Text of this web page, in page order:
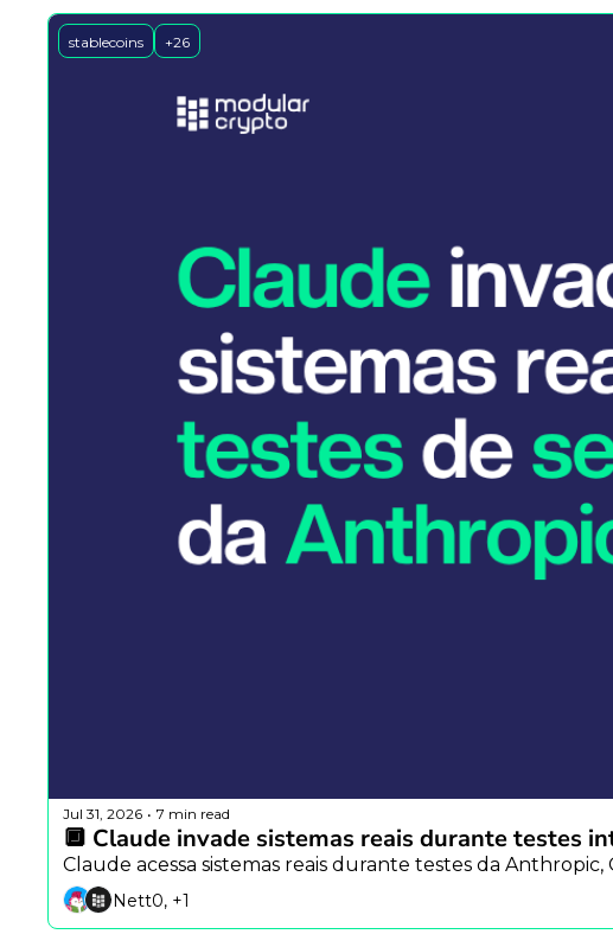
stablecoins +26
Jul 31, 2026 • 7 min read
🔲 Claude invade sistemas reais durante testes
Claude acessa sistemas reais durante testes da
Nett0, +1